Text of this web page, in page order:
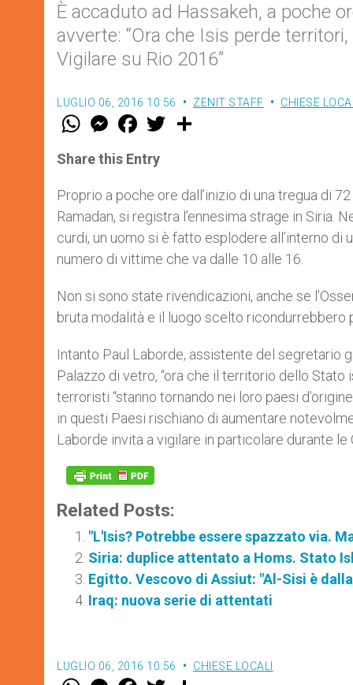
È accaduto ad Hassakeh, a poche
avverte: “Ora che Isis perde
Vigilare su Rio 2016”
LUGLIO 06, 2016 10:56 ZENIT STAFF CHIESE
W
t
s
p
p
M
e
s
e
g
e
r
F
a
e
b
o
k
w
r
Share this Entry
Proprio a poche ore dall’inizio di una tregua di
Ramadan, si registra l’ennesima strage in
curdi, un uomo si è fatto esplodere all’interno
numero di vittime che va dalle 10 alle 16.
Non si sono state rivendicazioni, anche se
bruta modalità e il luogo scelto ricondurrebbero
Intanto Paul Laborde, assistente del segretario
Palazzo di vetro, “ora che il territorio dello
terroristi “stanno tornando nei loro paesi
in questi Paesi rischiano di aumentare
Laborde invita a vigilare in particolare durante
Related Posts:
"L'Isis? Potrebbe essere spazzato via.
Siria: duplice attentato a Homs. Stato
Egitto. Vescovo di Assiut: "Al-Sisi è
Iraq: nuova serie di attentati
LUGLIO 06, 2016 10:56 CHIESE LOCALI
W M F